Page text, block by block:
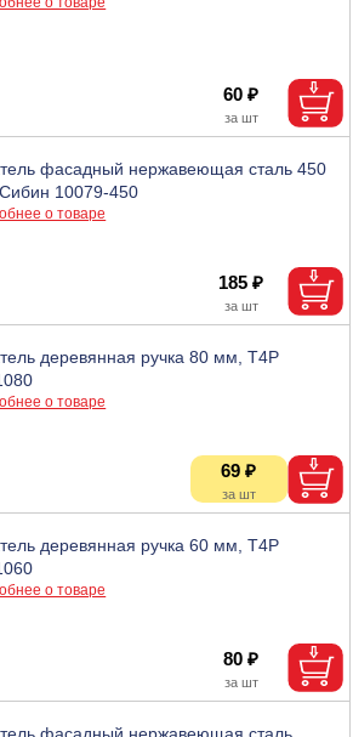
60 ₽
фасадный нержавеющая сталь 450
10079-450
о товаре
185 ₽
деревянная ручка 80 мм, T4P
о товаре
69 ₽
деревянная ручка 60 мм, T4P
о товаре
80 ₽
фасадный нержавеющая сталь